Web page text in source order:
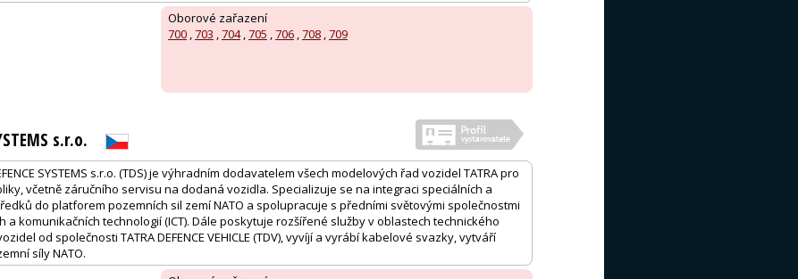
Oborové zařazení
700 ,703 ,704,705 ,706 ,708 ,709
s.r.o.
SYSTEMS s.r.o. (TDS) je výhradním dodavatelem všech modelových řad vozidel TATRA pro
včetně záručního servisu na dodaná vozidla. Specializuje se na integraci speciálních a
do platforem pozemních sil zemí NATO a spolupracuje s předními světovými společnostmi
a komunikačních technologií (ICT). Dále poskytuje rozšířené služby v oblastech technického
od společnosti TATRA DEFENCE VEHICLE (TDV), vyvíjí a vyrábí kabelové svazky, vytváří
síly NATO.